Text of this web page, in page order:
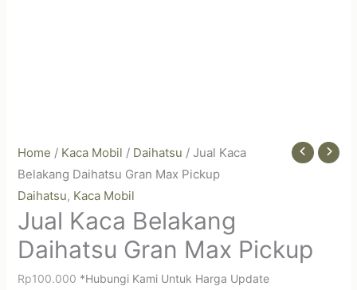
Home / Kaca Mobil / Daihatsu / Jual Kaca
Belakang Daihatsu Gran Max Pickup
Daihatsu, Kaca Mobil
Jual Kaca Belakang
Daihatsu Gran Max Pickup
Rp100.000 *Hubungi Kami Untuk Harga Update